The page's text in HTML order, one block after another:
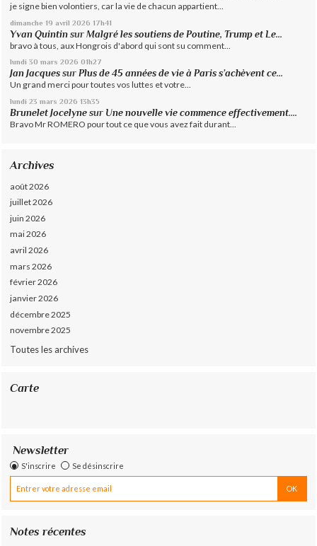
je signe bien volontiers, car la vie de chacun appartient...
dimanche 19 avril 2026 17h41
Yvan Quintin surMalgré les soutiens de Poutine, Trump et Le...
bravo à tous, aux Hongrois d'abord qui sont su comment...
lundi 30 mars 2026 01h27
Jan Jacques surPlus de 45 années de vie à Paris s’achèvent ce...
Un grand merci pour toutes vos luttes et votre...
lundi 23 mars 2026 13h35
Brunelet Jocelyne sur Une nouvelle vie commence effectivement....
Bravo Mr ROMERO pour tout ce que vous avez fait durant...
Archives
août 2026
juillet 2026
juin 2026
mai 2026
avril 2026
mars 2026
février 2026
janvier 2026
décembre 2025
novembre 2025
Toutes les archives
Carte
Newsletter
S'inscrire Se désinscrire
Notes récentes